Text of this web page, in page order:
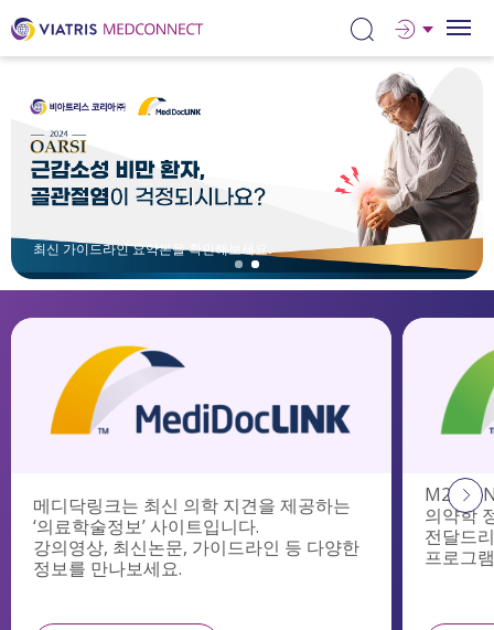
메
크:
환
강
연
M2M
최신 가이드라인 요약본을 확인해보세요.
메디닥링크는 최신 의학 지견을 제공하는
‘의료학술정보’ 사이트입니다.
강의영상, 최신논문, 가이드라인 등 다양한
정보를 만나보세요.
의약학
전달드
프로그